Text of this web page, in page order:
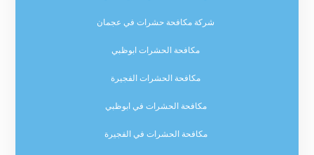
شركة مكافحة حشرات في عجمان
مكافحة الحشرات ابوظبي
مكافحة الحشرات الفجيرة
مكافحة الحشرات في ابوظبي
مكافحة الحشرات في الفجيرة